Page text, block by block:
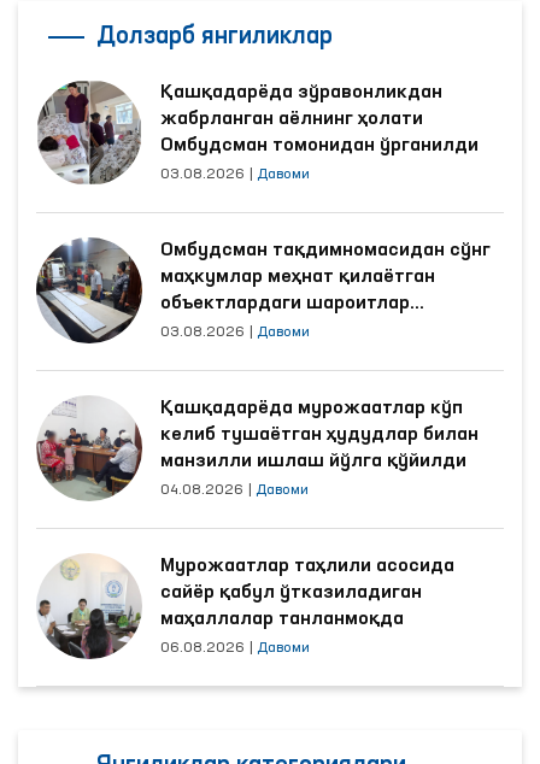
Долзарб янгиликлар
Қашқадарёда зўравонликдан
жабрланган аёлнинг ҳолати
Омбудсман томонидан ўрганилди
03.08.2026 Давоми
Омбудсман тақдимномасидан сўнг
маҳкумлар меҳнат қилаётган
объектлардаги шароитлар
яхшиланди
03.08.2026 Давоми
Қашқадарёда мурожаатлар кўп
келиб тушаётган ҳудудлар билан
манзилли ишлаш йўлга қўйилди
04.08.2026 Давоми
Мурожаатлар таҳлили асосида
сайёр қабул ўтказиладиган
маҳаллалар танланмоқда
06.08.2026 Давоми